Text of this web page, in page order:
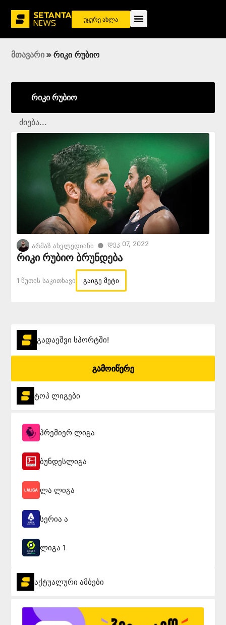
უყურე ახლა
მთავარი » რიკი რუბიო
რიკი რუბიო
არმაზ ახვლედიანი ● Დეკ 07, 2022
რიკი რუბიო ბრუნდება
1 Წუთის Საკითხავი გაიგე მეტი
გადაეშვი სპორტში!
გამოიწერე
ტოპ ლიგები
პრემიერ ლიგა
ბუნდესლიგა
ლა ლიგა
სერია ა
ლიგა 1
აქტუალური ამბები